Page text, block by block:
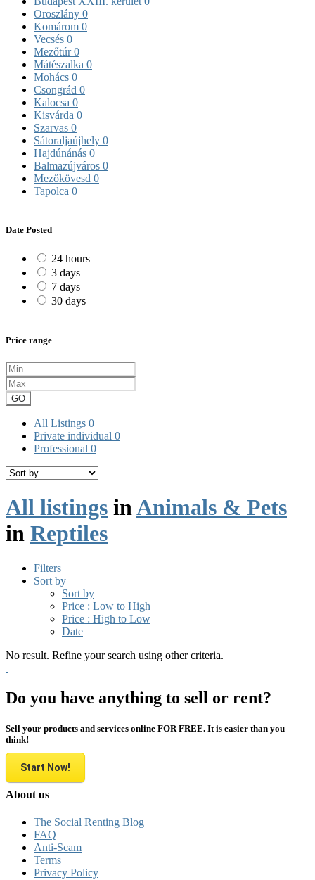
Oroszlány 0
Komárom 0
Vecsés 0
Mezőtúr0
Mátészalka 0
Mohács 0
Csongrád 0
Kalocsa 0
Kisvárda 0
Szarvas 0
Sátoraljaújhely 0
Hajdúnánás 0
Balmazújváros 0
Mezőkövesd 0
Tapolca 0
Date Posted
24 hours
3 days
7 days
30 days
Price range
GO
All Listings 0
Private individual 0
Professional 0
All listings inAnimals & Pets
in Reptiles
Filters
Sort by
Sort by
Price : Low to High
Price : High to Low
Date
No result. Refine your search using other criteria.
Do you have anything to sell or rent?
Sell your products and services online FOR FREE. It is easier than you
think!
Start Now!
About us
The Social Renting Blog
FAQ
Anti-Scam
Terms
Privacy Policy